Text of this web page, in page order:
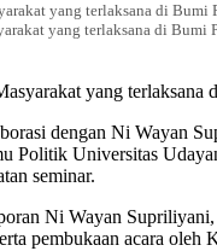
yang terlaksana di
yang terlaksana di Bumi
yang
dengan Ni Wayan
Universitas
seminar.
Ni Wayan
pembukaan acara